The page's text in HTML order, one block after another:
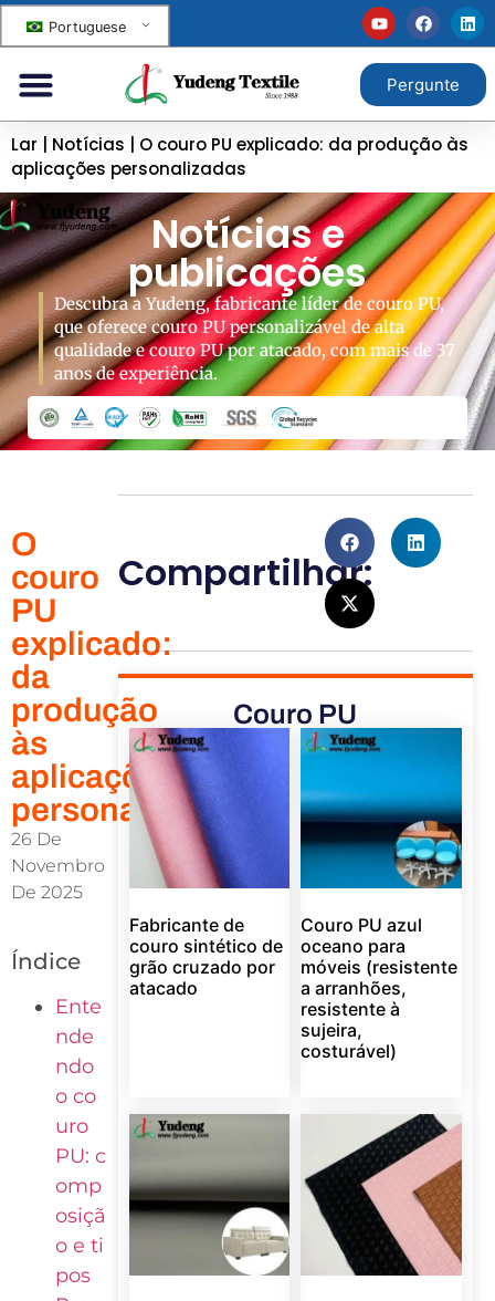
Portuguese
Pergunte
Lar Notícias
O couro PU explicado: da produção às
aplicações personalizadas
Notícias e
publicações
Descubra a Yudeng, fabricante líder de couro PU,
que oferece couro PU personalizável de alta
qualidade e couro PU por atacado, com mais de 37
anos de experiência.
O
couro
PU
explicado:
da
produção
às
aplicações
personalizadas
26 De
Novembro
De 2025
Índice
Ente
nde
ndo
o co
uro
PU: c
omp
osiçã
o e ti
pos
Compartilhar:
Couro PU
Fabricante de
couro sintético de
grão cruzado por
atacado
Couro PU azul
oceano para
móveis (resistente
a arranhões,
resistente à
sujeira,
costurável)